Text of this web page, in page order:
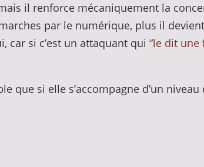
il renforce mécaniquement la
par le numérique, plus il
si c’est un attaquant qui “le dit une
si elle s’accompagne d’un niveau